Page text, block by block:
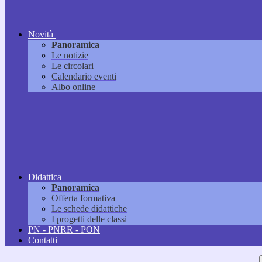
Novità
Panoramica
Le notizie
Le circolari
Calendario eventi
Albo online
Didattica
Panoramica
Offerta formativa
Le schede didattiche
I progetti delle classi
PN - PNRR - PON
Contatti